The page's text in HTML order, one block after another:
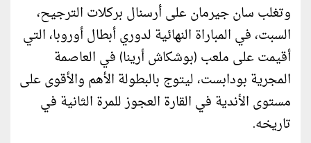
وتغلب سان جيرمان على أرسنال بركلات الترجيح،
السبت، في المباراة النهائية لدوري أبطال أوروبا، التي
أقيمت على ملعب (بوشكاش أرينا) في العاصمة
المجرية بودابست، ليتوج بالبطولة الأهم والأقوى على
مستوى الأندية في القارة العجوز للمرة الثانية في
تاريخه.